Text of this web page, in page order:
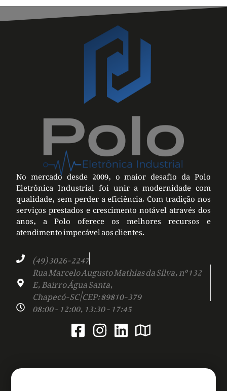
No mercado desde 2009, o maior desafio da Polo
Eletrônica Industrial foi unir a modernidade com
qualidade, sem perder a eficiência. Com tradição nos
serviços prestados e crescimento notável através dos
anos, a Polo oferece os melhores recursos e
atendimento impecável aos clientes.
(49) 3026-2247
Rua Marcelo Augusto Mathias da Silva, nº 132
E, Bairro Água Santa,
Chapecó-SC | CEP: 89810-379
08:00 - 12:00, 13:30 - 17:45